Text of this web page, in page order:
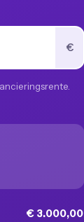
€
€ 3.000,00